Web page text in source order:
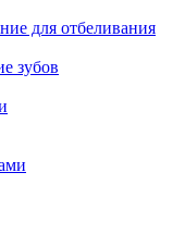
для отбеливания
зубов